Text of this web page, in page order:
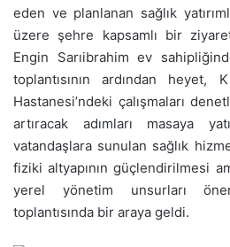
eden ve planlanan sağlık
üzere şehre kapsamlı bir
Engin Sarıibrahim ev
toplantısının ardından heyet,
Hastanesi’ndeki çalışmaları
artıracak adımları masaya
vatandaşlara sunulan sağlık
fiziki altyapının güçlendirilmesi
yerel yönetim unsurları
toplantısında bir araya geldi.